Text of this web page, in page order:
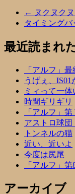
← ヌクヌク
タイミングバ
最近読まれ
「アルフ」
うげぇ、
ミィって一体
時間ギリギリ
「アルフ」
アストロ球
トンネルの猫
近い、近いよ
今度は尻尾
「アルフ」
アーカイブ